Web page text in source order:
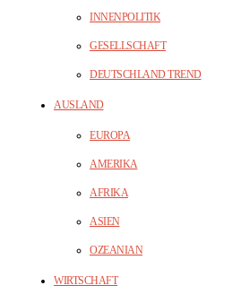
INNENPOLITIK
GESELLSCHAFT
DEUTSCHLAND TREND
AUSLAND
EUROPA
AMERIKA
AFRIKA
ASIEN
OZEANIAN
WIRTSCHAFT